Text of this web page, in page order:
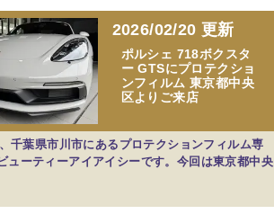
2026/02/20 更新
ポルシェ 718ボクスタ
ー GTSにプロテクショ
ンフィルム 東京都中央
区よりご来店
千葉県市川市にあるプロテクションフィルム専
ューティーアイアイシーです。今回は東京都中央